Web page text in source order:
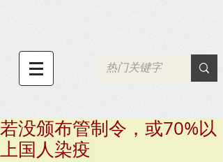
若没颁布管制令，或70%以
上国人染疫